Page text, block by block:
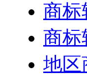
商标
商标
地区